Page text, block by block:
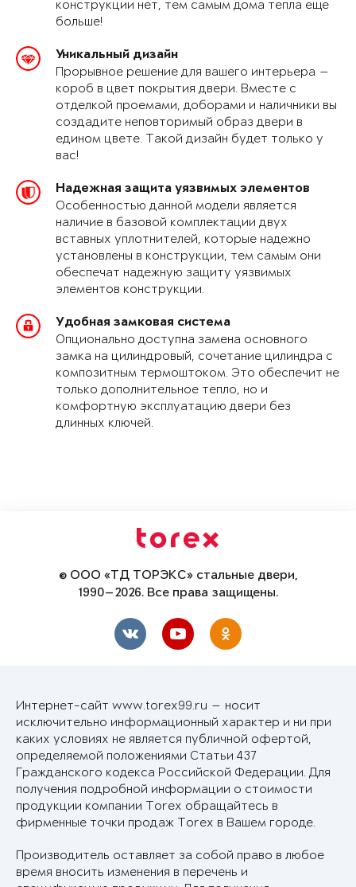
конструкции нет, тем самым дома тепла еще
больше!
Уникальный дизайн
Прорывное решение для вашего интерьера —
короб в цвет покрытия двери. Вместе с
отделкой проемами, доборами и наличники вы
создадите неповторимый образ двери в
едином цвете. Такой дизайн будет только у
вас!
Надежная защита уязвимых элементов
Особенностью данной модели является
наличие в базовой комплектации двух
вставных уплотнителей, которые надежно
установлены в конструкции, тем самым они
обеспечат надежную защиту уязвимых
элементов конструкции.
Удобная замковая система
Опционально доступна замена основного
замка на цилиндровый, сочетание цилиндра с
композитным термоштоком. Это обеспечит не
только дополнительное тепло, но и
комфортную эксплуатацию двери без
длинных ключей.
© ООО «ТД ТОРЭКС» стальные двери,
1990—2026. Все права защищены.
Интернет-сайт www.torex99.ru — носит
исключительно информационный характер и ни при
каких условиях не является публичной офертой,
определяемой положениями Статьи 437
Гражданского кодекса Российской Федерации. Для
получения подробной информации о стоимости
продукции компании Torex обращайтесь в
фирменные точки продаж Torex в Вашем городе.
Производитель оставляет за собой право в любое
время вносить изменения в перечень и